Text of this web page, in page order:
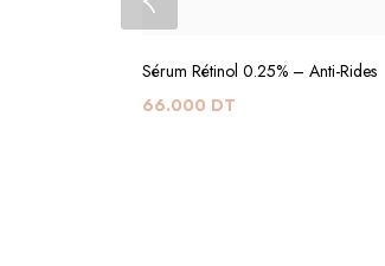
Sérum Rétinol 0.25% – Anti-Rides
66.000 DT